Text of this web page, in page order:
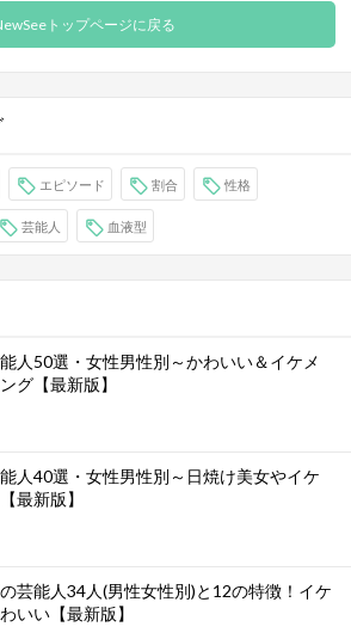
トップページに戻る
エピソード 割合 性格
芸能人 血液型
人50選・女性男性別～かわいい＆イケメ
グ【最新版】
人40選・女性男性別～日焼け美女やイケ
最新版】
芸能人34人(男性女性別)と12の特徴！イケ
いい【最新版】